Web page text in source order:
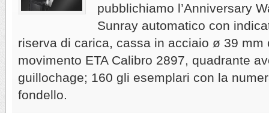
pubblichiamo l’Anniversary
Sunray automatico con
riserva di carica, cassa in acciaio ø 39 mm
movimento ETA Calibro 2897, quadrante
guillochage; 160 gli esemplari con la
fondello.